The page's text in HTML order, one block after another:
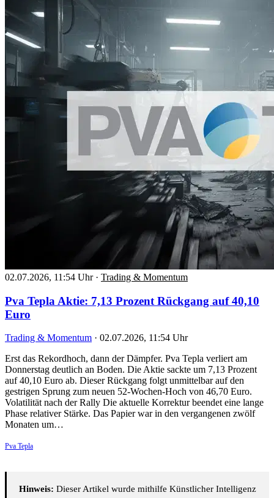
02.07.2026, 11:54 Uhr · Trading & Momentum
Pva Tepla Aktie: 7,13 Prozent Rückgang auf 40,10
Euro
Trading & Momentum · 02.07.2026, 11:54 Uhr
Erst das Rekordhoch, dann der Dämpfer. Pva Tepla verliert am
Donnerstag deutlich an Boden. Die Aktie sackte um 7,13 Prozent
auf 40,10 Euro ab. Dieser Rückgang folgt unmittelbar auf den
gestrigen Sprung zum neuen 52-Wochen-Hoch von 46,70 Euro.
Volatilität nach der Rally Die aktuelle Korrektur beendet eine lange
Phase relativer Stärke. Das Papier war in den vergangenen zwölf
Monaten um…
Pva Tepla
Hinweis: Dieser Artikel wurde mithilfe Künstlicher Intelligenz